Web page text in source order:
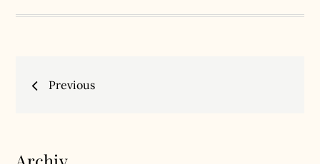
Beitragsnavigation
Previous